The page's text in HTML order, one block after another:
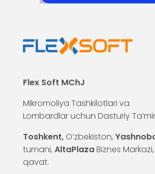
Flex Soft MChJ
Mikromoliya Tashkilotlari va
Lombardlar uchun Dasturiy
Toshkent, O‘zbekiston,
tumani, AltaPlazaBiznes Markazi,
qavat.